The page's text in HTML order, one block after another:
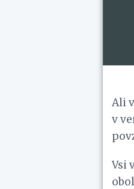
Ali
v
Vsi